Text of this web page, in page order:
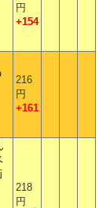
円
+154
216
円
+161
218
円